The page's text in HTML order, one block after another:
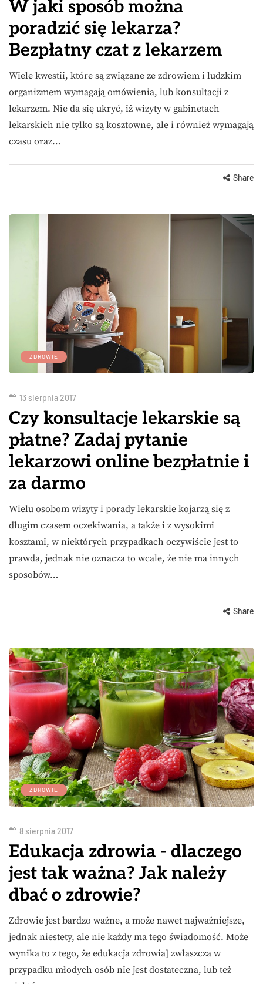
W jaki sposób można
poradzić się lekarza?
Bezpłatny czat z lekarzem
Wiele kwestii, które są związane ze zdrowiem i ludzkim
organizmem wymagają omówienia, lub konsultacji z
lekarzem. Nie da się ukryć, iż wizyty w gabinetach
lekarskich nie tylko są kosztowne, ale i również wymagają
czasu oraz…
Share
ZDROWIE
13 sierpnia 2017
Czy konsultacje lekarskie są
płatne? Zadaj pytanie
lekarzowi online bezpłatnie i
za darmo
Wielu osobom wizyty i porady lekarskie kojarzą się z
długim czasem oczekiwania, a także i z wysokimi
kosztami, w niektórych przypadkach oczywiście jest to
prawda, jednak nie oznacza to wcale, że nie ma innych
sposobów…
Share
ZDROWIE
8 sierpnia 2017
Edukacja zdrowia - dlaczego
jest tak ważna? Jak należy
dbać o zdrowie?
Zdrowie jest bardzo ważne, a może nawet najważniejsze,
jednak niestety, ale nie każdy ma tego świadomość. Może
wynika to z tego, że edukacja zdrowia] zwłaszcza w
przypadku młodych osób nie jest dostateczna, lub też